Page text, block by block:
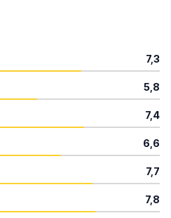
7,3
5,8
7,4
6,6
7,7
7,8